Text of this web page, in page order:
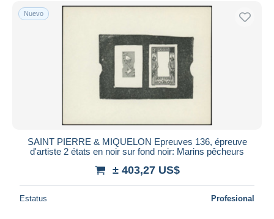
Nuevo
SAINT PIERRE & MIQUELON Epreuves 136, épreuve
d'artiste 2 états en noir sur fond noir: Marins pêcheurs
± 403,27 US$
Estatus Profesional